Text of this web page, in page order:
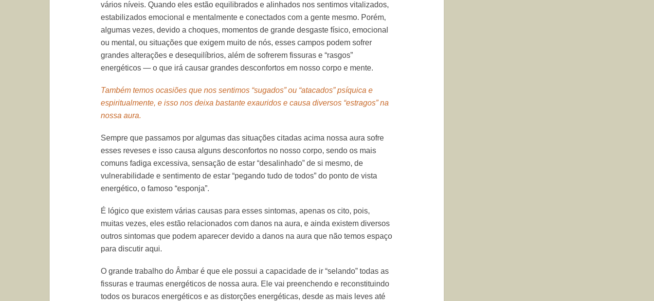
vários níveis. Quando eles estão equilibrados e alinhados nos sentimos vitalizados,
estabilizados emocional e mentalmente e conectados com a gente mesmo. Porém,
algumas vezes, devido a choques, momentos de grande desgaste físico, emocional
ou mental, ou situações que exigem muito de nós, esses campos podem sofrer
grandes alterações e desequilíbrios, além de sofrerem fissuras e “rasgos”
energéticos — o que irá causar grandes desconfortos em nosso corpo e mente.
Também temos ocasiões que nos sentimos “sugados” ou “atacados” psíquica e
espiritualmente, e isso nos deixa bastante exauridos e causa diversos “estragos” na
nossa aura.
Sempre que passamos por algumas das situações citadas acima nossa aura sofre
esses reveses e isso causa alguns desconfortos no nosso corpo, sendo os mais
comuns fadiga excessiva, sensação de estar “desalinhado” de si mesmo, de
vulnerabilidade e sentimento de estar “pegando tudo de todos” do ponto de vista
energético, o famoso “esponja”.
É lógico que existem várias causas para esses sintomas, apenas os cito, pois,
muitas vezes, eles estão relacionados com danos na aura, e ainda existem diversos
outros sintomas que podem aparecer devido a danos na aura que não temos espaço
para discutir aqui.
O grande trabalho do Âmbar é que ele possui a capacidade de ir “selando” todas as
fissuras e traumas energéticos de nossa aura. Ele vai preenchendo e reconstituindo
todos os buracos energéticos e as distorções energéticas, desde as mais leves até